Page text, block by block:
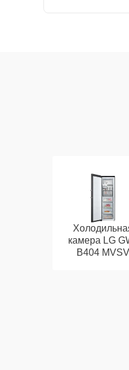
камера LG
B404 MVSV